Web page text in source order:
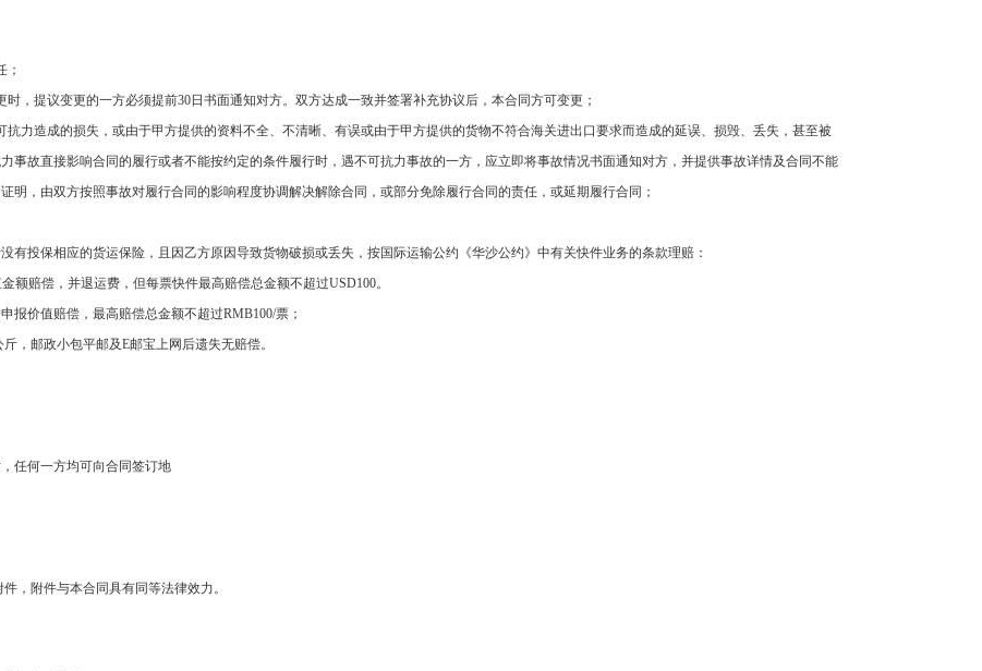
；
时，提议变更的一方必须提前30日书面通知对方。双方达成一致并签署补充协议后，本合同方可变更；
力造成的损失，或由于甲方提供的资料不全、不清晰、有误或由于甲方提供的货物不符合海关进出口要求而造成的延误、损毁、丢失，甚至被
事故直接影响合同的履行或者不能按约定的条件履行时，遇不可抗力事故的一方，应立即将事故情况书面通知对方，并提供事故详情及合同不能
明，由双方按照事故对履行合同的影响程度协调解决解除合同，或部分免除履行合同的责任，或延期履行合同；
投保相应的货运保险，且因乙方原因导致货物破损或丢失，按国际运输公约《华沙公约》中有关快件业务的条款理赔：
额赔偿，并退运费，但每票快件最高赔偿总金额不超过USD100。
报价值赔偿，最高赔偿总金额不超过RMB100/票；
斤，邮政小包平邮及E邮宝上网后遗失无赔偿。
任何一方均可向合同签订地
，附件与本合同具有同等法律效力。